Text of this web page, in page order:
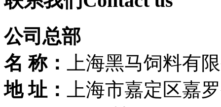
公司总部
名 称：
上海黑马饲料有
地 址：
上海市嘉定区嘉